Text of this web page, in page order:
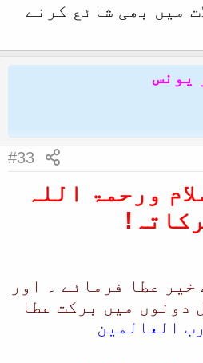
میں بھی شائع کرنے
یونس
#33
ورحمۃ اللہ
خیر عطا فرمائے ۔ اور
دونوں میں برکت عطا
العالمین